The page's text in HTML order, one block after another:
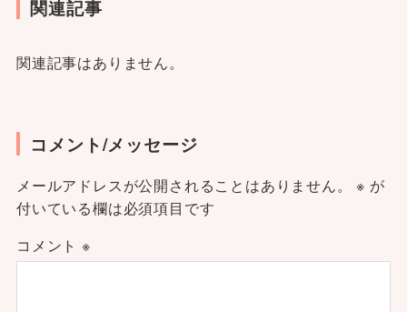
関連記事
関連記事はありません。
コメント/メッセージ
メールアドレスが公開されることはありません。 ※ が
付いている欄は必須項目です
コメント ※